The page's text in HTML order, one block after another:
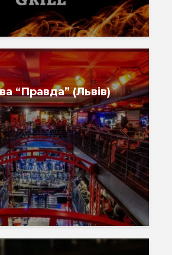
“Правда” (Львів)